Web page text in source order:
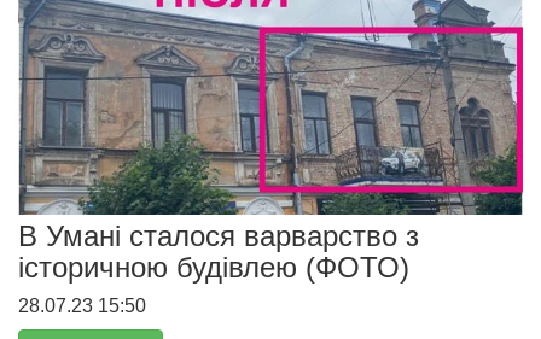
В Умані сталося варварство з
історичною будівлею (ФОТО)
28.07.23 15:50